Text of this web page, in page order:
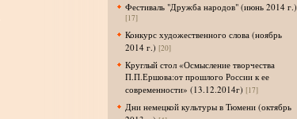
Фестиваль "Дружба народов" (июнь 2014 г.)
[17]
Конкурс художественного слова (ноябрь
2014 г.) [20]
Круглый стол «Осмысление творчества
П.П.Ершова:от прошлого России к ее
современности» (13.12.2014г) [17]
Дни немецкой культуры в Тюмени (октябрь